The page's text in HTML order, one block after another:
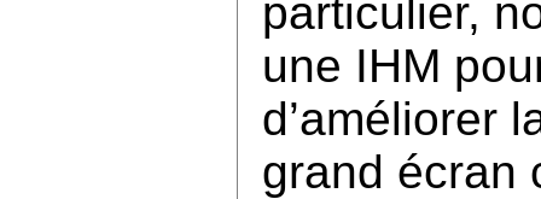
particulier,
une IHM
d’améliorer
grand écran